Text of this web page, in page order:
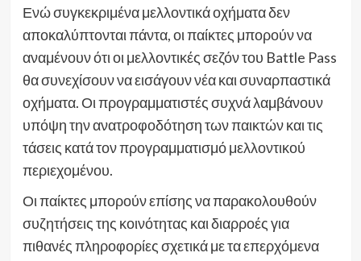
Ενώ συγκεκριμένα μελλοντικά οχήματα δεν
αποκαλύπτονται πάντα, οι παίκτες μπορούν να
αναμένουν ότι οι μελλοντικές σεζόν του Battle Pass
θα συνεχίσουν να εισάγουν νέα και συναρπαστικά
οχήματα. Οι προγραμματιστές συχνά λαμβάνουν
υπόψη την ανατροφοδότηση των παικτών και τις
τάσεις κατά τον προγραμματισμό μελλοντικού
περιεχομένου.
Οι παίκτες μπορούν επίσης να παρακολουθούν
συζητήσεις της κοινότητας και διαρροές για
πιθανές πληροφορίες σχετικά με τα επερχόμενα